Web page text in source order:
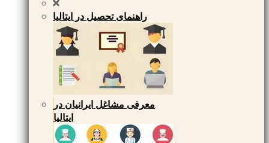
راهنمای تحصیل در ایتالیا
معرفی مشاغل ایرانیان در
ایتالیا